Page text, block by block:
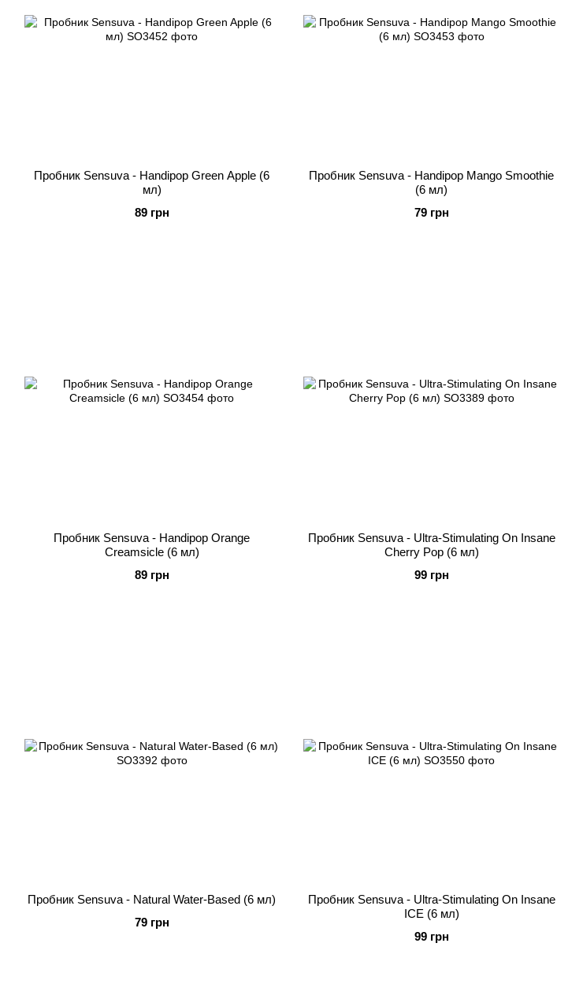
Пробник Sensuva - Handipop Green Apple (6
мл)
89 грн
Пробник Sensuva - Handipop Mango Smoothie
(6 мл)
79 грн
Пробник Sensuva - Handipop Orange
Creamsicle (6 мл)
89 грн
Пробник Sensuva - Ultra-Stimulating On Insane
Cherry Pop (6 мл)
99 грн
Пробник Sensuva - Natural Water-Based (6 мл)
79 грн
Пробник Sensuva - Ultra-Stimulating On Insane
ICE (6 мл)
99 грн